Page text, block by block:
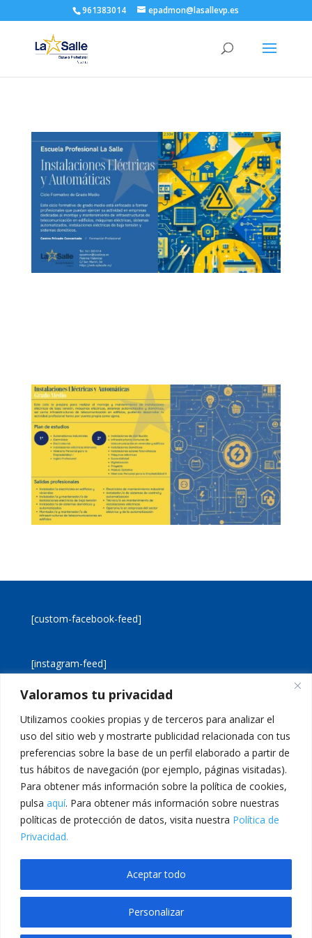
Valoramos tu privacidad
Utilizamos cookies propias y de terceros para analizar el
uso del sitio web y mostrarte publicidad relacionada con tus
preferencias sobre la base de un perfil elaborado a partir de
tus hábitos de navegación (por ejemplo, páginas visitadas).
Para obtener más información sobre la política de cookies,
pulsa aquí. Para obtener más información sobre nuestras
políticas de protección de datos, visita nuestra Política de
Privacidad.
Personalizar
Aceptar todo
961383014 epadmon@lasallevp.es
[custom-facebook-feed]
[instagram-feed]
Aviso legal
Política de cookies
Calle San Martín, 56 · 46980 · Paterna · Valencia Telf:
961 383 014 · epadmon@lasallevp.es
grandpashabetgrandpashabet